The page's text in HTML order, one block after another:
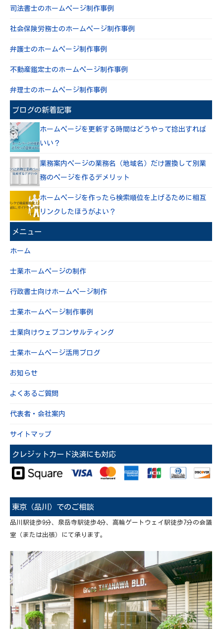
司法書士のホームページ制作事例
社会保険労務士のホームページ制作事例
弁護士のホームページ制作事例
不動産鑑定士のホームページ制作事例
弁理士のホームページ制作事例
ブログの新着記事
ホームページを更新する時間はどうやって捻出すれば
いい？
業務案内ページの業務名（地域名）だけ置換して別業
務のページを作るデメリット
ホームページを作ったら検索順位を上げるために相互
リンクしたほうがよい？
メニュー
ホーム
士業ホームページの制作
行政書士向けホームページ制作
士業ホームページ制作事例
士業向けウェブコンサルティング
士業ホームページ活用ブログ
お知らせ
よくあるご質問
代表者・会社案内
サイトマップ
クレジットカード決済にも対応
東京（品川）でのご相談
品川駅徒歩9分、泉岳寺駅徒歩4分、高輪ゲートウェイ駅徒歩7分の会議
室（または出張）にて承ります。